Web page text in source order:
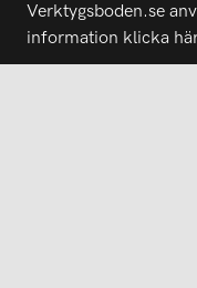
Verktygsboden.se
information klicka